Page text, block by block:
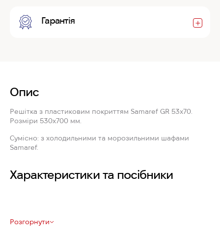
Гарантія
Опис
Решітка з пластиковим покриттям Samaref GR 53x70
Розміри 530x700 мм.
Сумісно: з холодильними та морозильними шафами
Samaref.
Характеристики та посібники
Розгорнути